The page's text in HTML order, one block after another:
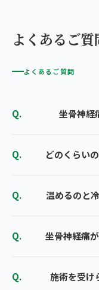
よくあるご質
よくあるご質問
坐骨神経
どのくらい
温めるのと
坐骨神経痛
施術を受け